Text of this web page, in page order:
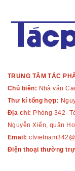
TRUNG TÂM TÁC
Chủ biên: Nhà văn
Thư kí tổng hợp:
Địa chỉ: Phòng 342-
Nguyễn Xiển, quận
Email:
Điện thoại thường